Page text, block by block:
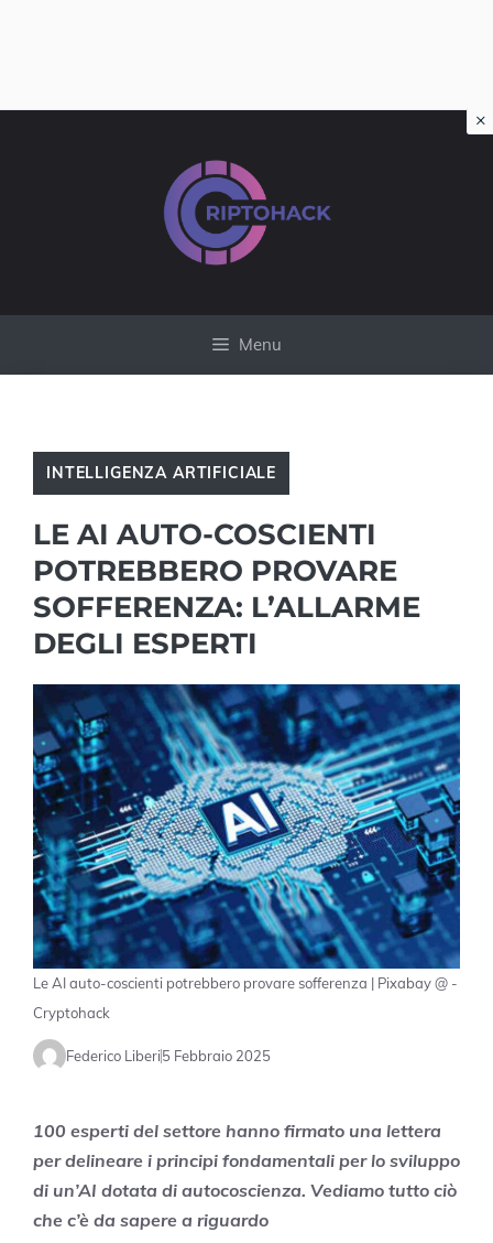
Menu
INTELLIGENZA ARTIFICIALE
LE AI AUTO-COSCIENTI
POTREBBERO PROVARE
SOFFERENZA: L’ALLARME
DEGLI ESPERTI
Le AI auto-coscienti potrebbero provare sofferenza | Pixabay @ -
Cryptohack
Federico Liberi5 Febbraio 2025
100 esperti del settore hanno firmato una lettera
per delineare i principi fondamentali per lo sviluppo
di un’AI dotata di autocoscienza. Vediamo tutto ciò
che c’è da sapere a riguardo
×